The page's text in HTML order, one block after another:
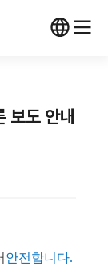
보도 안내
안전합니다.